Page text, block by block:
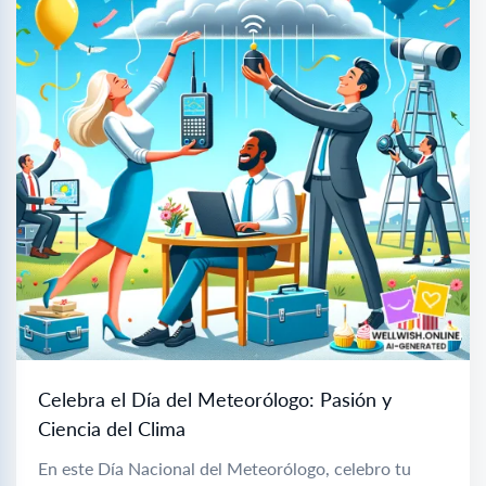
Celebra el Día del Meteorólogo: Pasión y
Ciencia del Clima
En este Día Nacional del Meteorólogo, celebro tu